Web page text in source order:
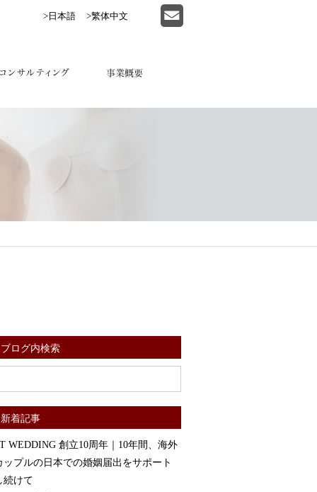
>日本語 >繁体中文
ブログ内検索
新着記事
WEDDING 創立10周年｜10年間、海外
ップルの日本での婚姻届出をサポート
続けて